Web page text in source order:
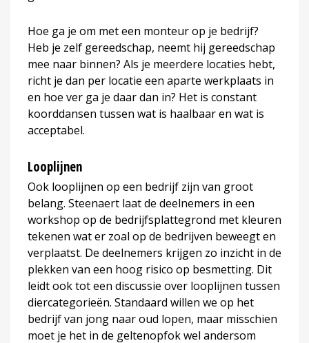
Hoe ga je om met een monteur op je bedrijf?
Heb je zelf gereedschap, neemt hij gereedschap
mee naar binnen? Als je meerdere locaties hebt,
richt je dan per locatie een aparte werkplaats in
en hoe ver ga je daar dan in? Het is constant
koorddansen tussen wat is haalbaar en wat is
acceptabel.
Looplijnen
Ook looplijnen op een bedrijf zijn van groot
belang. Steenaert laat de deelnemers in een
workshop op de bedrijfsplattegrond met kleuren
tekenen wat er zoal op de bedrijven beweegt en
verplaatst. De deelnemers krijgen zo inzicht in de
plekken van een hoog risico op besmetting. Dit
leidt ook tot een discussie over looplijnen tussen
diercategorieën. Standaard willen we op het
bedrijf van jong naar oud lopen, maar misschien
moet je het in de geltenopfok wel andersom